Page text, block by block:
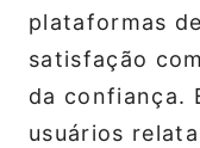
plataformas
satisfação
da confiança.
usuários